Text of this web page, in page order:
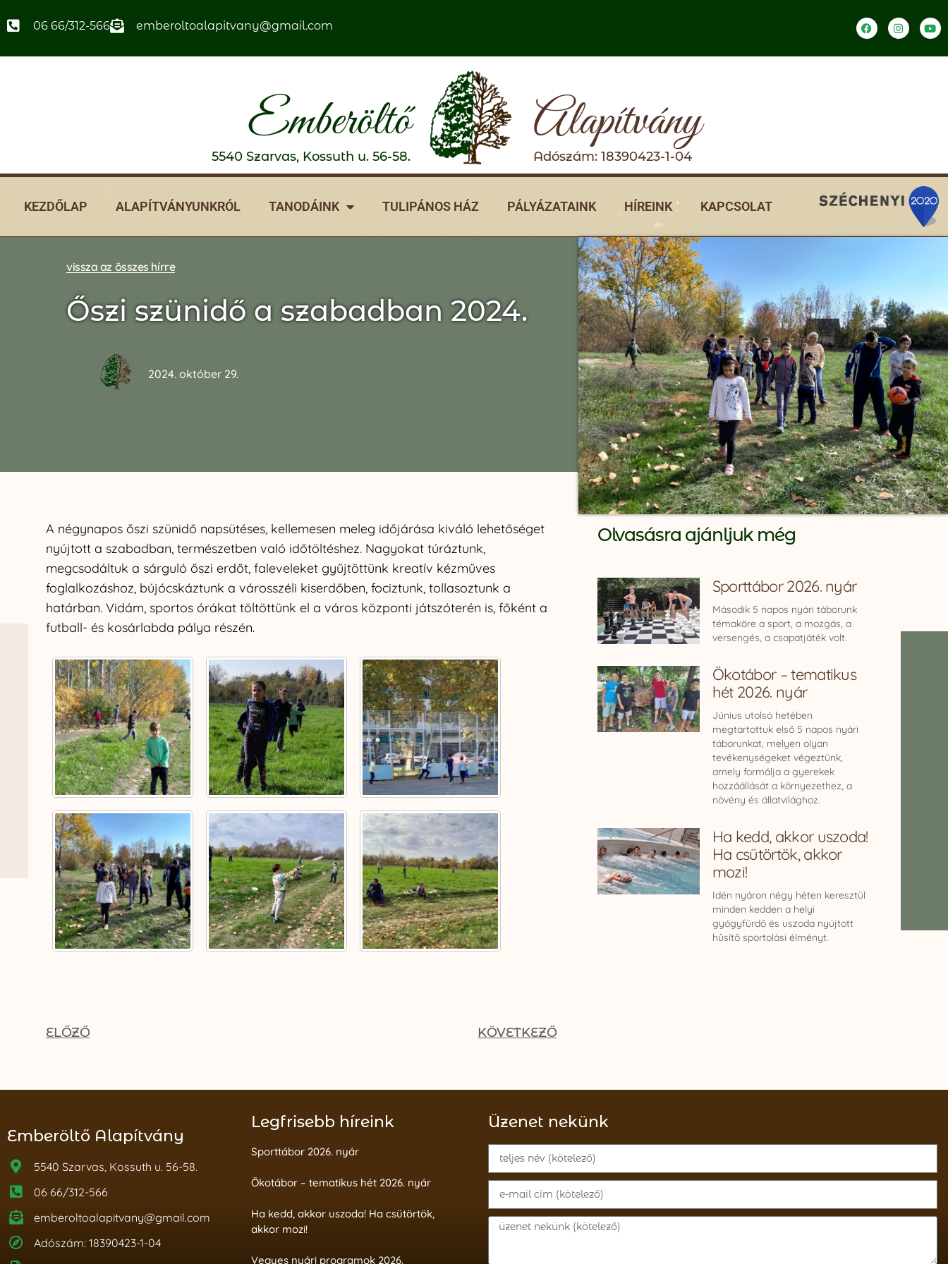
06 66/312-566 emberoltoalapitvany@gmail.com
Emberöltő Alapítvány
5540 Szarvas, Kossuth u. 56-58. Adószám: 18390423-1-04
KEZDŐLAP ALAPÍTVÁNYUNKRÓL TANODÁINK TULIPÁNOS HÁZ PÁLYÁZATAINK HÍREINK KAPCSOLAT
vissza az összes hírre
Őszi szünidő a szabadban 2024.
2024. október 29.
A négynapos őszi szünidő napsütéses, kellemesen meleg időjárása kiváló lehetőséget
nyújtott a szabadban, természetben való időtöltéshez. Nagyokat túráztunk,
megcsodáltuk a sárguló őszi erdőt, faleveleket gyűjtöttünk kreatív kézműves
foglalkozáshoz, bújócskáztunk a városszéli kiserdőben, fociztunk, tollasoztunk a
határban. Vidám, sportos órákat töltöttünk el a város központi játszóterén is, főként a
futball- és kosárlabda pálya részén.
ELŐZŐ KÖVETKEZŐ
Olvasásra ajánljuk még
Sporttábor 2026. nyár
Második 5 napos nyári táborunk
témaköre a sport, a mozgás, a
versengés, a csapatjáték volt.
Ökotábor – tematikus
hét 2026. nyár
Június utolsó hetében
megtartottuk első 5 napos nyári
táborunkat, melyen olyan
tevékenységeket végeztünk,
amely formálja a gyerekek
hozzáállását a környezethez, a
növény és állatvilághoz.
Ha kedd, akkor uszoda!
Ha csütörtök, akkor
mozi!
Idén nyáron négy héten keresztül
minden kedden a helyi
gyógyfürdő és uszoda nyújtott
hűsítő sportolási élményt.
Emberöltő Alapítvány
5540 Szarvas, Kossuth u. 56-58.
06 66/312-566
emberoltoalapitvany@gmail.com
Adószám: 18390423-1-04
Legfrisebb híreink
Sporttábor 2026. nyár
Ökotábor – tematikus hét 2026. nyár
Ha kedd, akkor uszoda! Ha csütörtök,
akkor mozi!
Vegyes nyári programok 2026.
Üzenet nekünk